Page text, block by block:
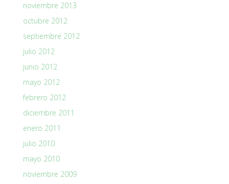
noviembre 2013
octubre 2012
septiembre 2012
julio 2012
junio 2012
mayo 2012
febrero 2012
diciembre 2011
enero 2011
julio 2010
mayo 2010
noviembre 2009